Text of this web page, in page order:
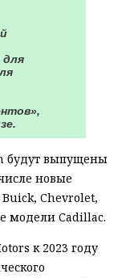
для
будут выпущены
новые
Chevrolet,
модели Cadillac.
к 2023 году